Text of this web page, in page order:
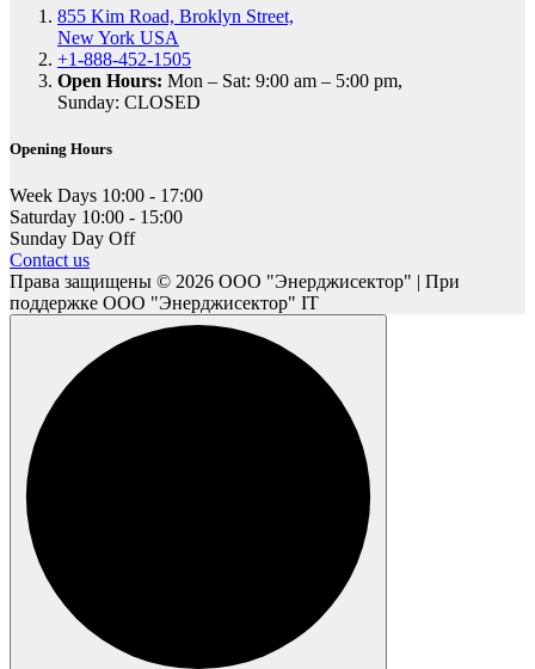
855 Kim Road, Broklyn Street,
New York USA
+1-888-452-1505
Open Hours: Mon – Sat: 9:00 am – 5:00 pm,
Sunday: CLOSED
Opening Hours
Week Days 10:00 - 17:00
Saturday 10:00 - 15:00
Sunday Day Off
Contact us
Права защищены © 2026 ООО "Энерджисектор" | При
поддержке ООО "Энерджисектор" IT